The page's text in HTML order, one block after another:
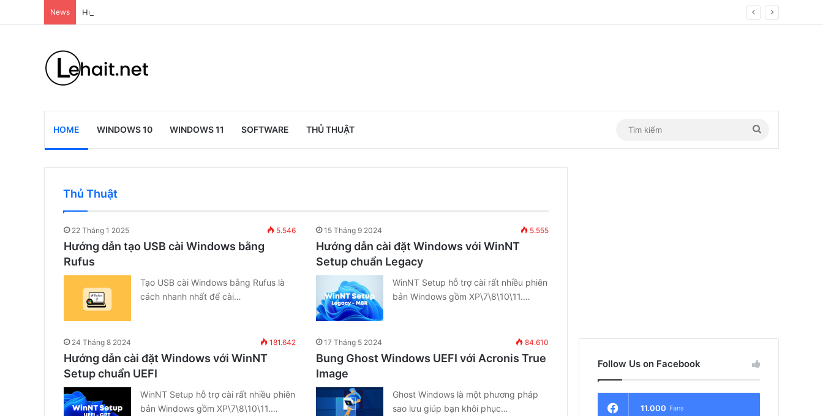
News Hướng dẫn tạo USB cài Windows bằng Rufus
HOME WINDOWS 10 WINDOWS 11 SOFTWARE THỦ THUẬT
kiếm
Thủ Thuật
22 Tháng 1 2025 5.546
Hướng dẫn tạo USB cài Windows bằng
Rufus
Tạo USB cài Windows bằng Rufus là
cách nhanh nhất để cài…
15 Tháng 9 2024 5.555
Hướng dẫn cài đặt Windows với WinNT
Setup chuẩn Legacy
WinNT Setup hỗ trợ cài rất nhiều phiên
bản Windows gồm XP\7\8\10\11.…
24 Tháng 8 2024 181.642
Hướng dẫn cài đặt Windows với WinNT
Setup chuẩn UEFI
WinNT Setup hỗ trợ cài rất nhiều phiên
bản Windows gồm XP\7\8\10\11.…
17 Tháng 5 2024 84.610
Bung Ghost Windows UEFI với Acronis True
Image
Ghost Windows là một phương pháp
sao lưu giúp bạn khôi phục…
Follow Us on Facebook
11.000 Fans